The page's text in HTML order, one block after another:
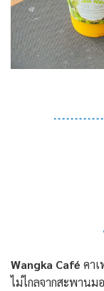
Wangka Café คา
ไม่ไกลจากสะพานม